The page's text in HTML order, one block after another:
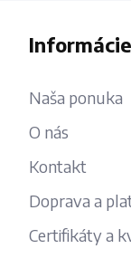
Informácie
Naša ponuka
O nás
Kontakt
Doprava a
Certifikáty a